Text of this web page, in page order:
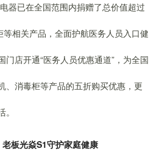
器已在全国范围内捐赠了总价值超过
相关产品，全面护航医务人员入口健
门店开通“医务人员优惠通道”，为全国
、消毒柜等产品的五折购买优惠，更
板光焱S1守护家庭健康